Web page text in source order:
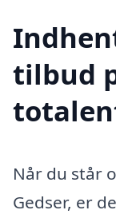
tilbud
Når du står
Gedser, er